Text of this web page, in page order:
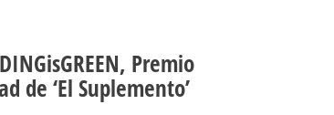
Premio
de ‘El Suplemento’